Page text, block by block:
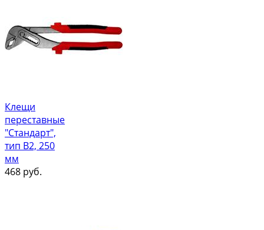
Клещи
переставные
"Стандарт",
тип В2, 250
мм
468 руб.